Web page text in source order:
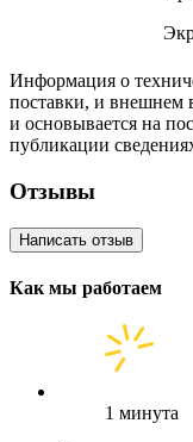
Информация о
поставки, и внешнем
и основывается на
публикации
Отзывы
Написать отзыв
Как мы работаем
1 минута